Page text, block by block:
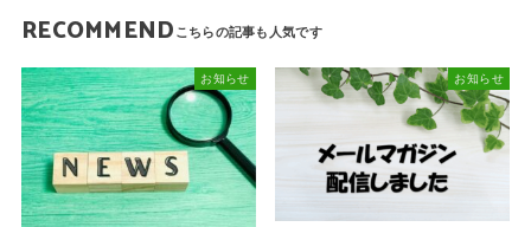
RECOMMEND
お知らせ お知らせ